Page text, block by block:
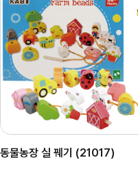
동물농장 실 꿰기 (21017)